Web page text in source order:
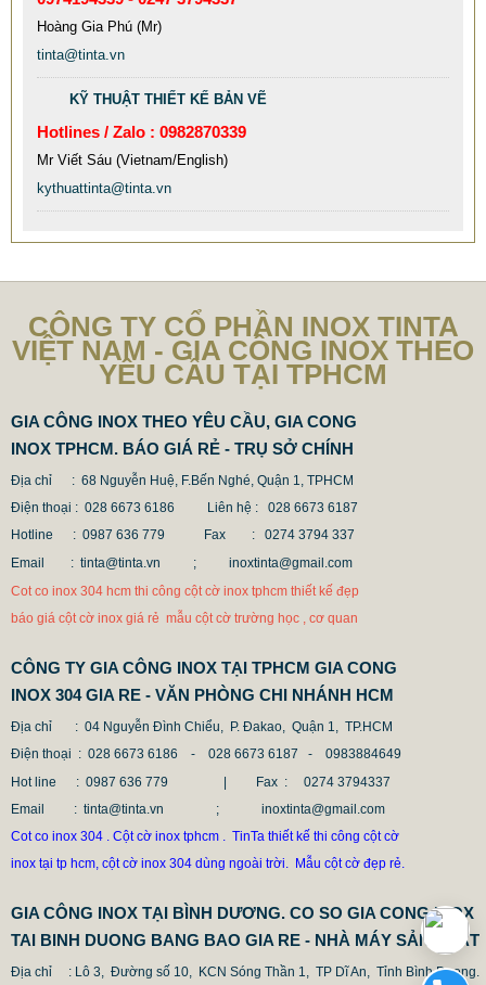
MẪU XE ĐẨY INOX ĐẸP GIÁ RẺ - XE ĐẨY HÀNH LÝ SÂN
BAY TẠI TPHCM THƯƠNG HIỆU TINTA
9.577.900 VNĐ 9.757.900 VNĐ
MẪU CỘT CỜ INOX ĐẸP GIÁ RẺ
2.896.700 VNĐ2.986.700 VNĐ
Mẫu: MAU COT CO INOX 304
Hoàng Gia Phú (Mr)
tinta@tinta.vn
KỸ THUẬT THIẾT KẾ BẢN VẼ
Hotlines / Zalo : 0982870339
Mr Viết Sáu (Vietnam/English)
kythuattinta@tinta.vn
CÔNG TY CỔ PHẦN INOX TINTA
VIỆT NAM - GIA CÔNG INOX THEO
YÊU CẦU TẠI TPHCM
GIA CÔNG INOX THEO YÊU CẦU, GIA CONG
INOX TPHCM. BÁO GIÁ RẺ - TRỤ SỞ CHÍNH
Địa chỉ : 68 Nguyễn Huệ, F.Bến Nghé, Quận 1, TPHCM
Điện thoại : 028 6673 6186
Liên hệ : 028 6673 6187
Hotline : 0987 636 779 Fax
: 0274 3794 337
Email : tinta@tinta.vn ;
inoxtinta@gmail.com
Cot co inox 304 hcm thi công cột cờ inox tphcm thiết kế đẹp
báo giá cột cờ inox giá rẻ mẫu cột cờ trường học , cơ quan
CÔNG TY GIA CÔNG INOX TẠI TPHCM GIA CONG
INOX 304 GIA RE - VĂN PHÒNG CHI NHÁNH HCM
Địa chỉ
: 04 Nguyễn Đình Chiểu, P. Đakao, Quận 1, TP.HCM
Điện thoại : 028 6673 6186 - 028 6673 6187 -
0983884649
Hot line
: 0987 636 779 | Fax :
0274 3794337
Email
: tinta@tinta.vn ; inoxtinta@gmail.com
Cot co inox 304 . Cột cờ inox tphcm . TinTa thiết kế thi công cột cờ
inox tại tp hcm, cột cờ inox 304 dùng ngoài trời. Mẫu cột cờ đẹp rẻ.
GIA CÔNG INOX TẠI BÌNH DƯƠNG. CO SO GIA CONG INOX
TAI BINH DUONG BANG BAO GIA RE - NHÀ MÁY SẢN XUẤT
Địa chỉ : Lô 3, Đường số 10, KCN Sóng Thần 1, TP Dĩ An, Tỉnh Bình Duong.